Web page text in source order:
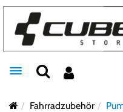
Toggle navigation
Fahrradzubehör